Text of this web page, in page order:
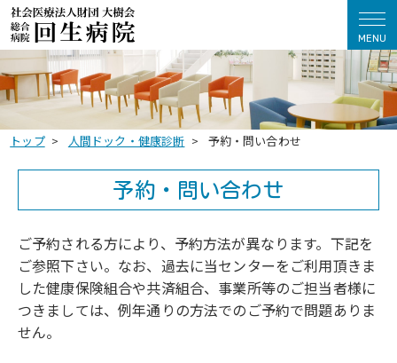
MENU
トップ 人間ドック・健康診断 予約・問い合わせ
予約・問い合わせ
ご予約される方により、予約方法が異なります。下記を
ご参照下さい。なお、過去に当センターをご利用頂きま
した健康保険組合や共済組合、事業所等のご担当者様に
つきましては、例年通りの方法でのご予約で問題ありま
せん。